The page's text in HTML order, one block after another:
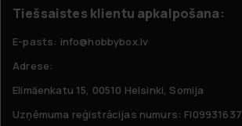
Tiešsaistes klientu apkalpošana:
E-pasts: info@hobbybox.lv
Adrese:
Elimäenkatu 15, 00510 Helsinki, Somija
Uzņēmuma reģistrācijas numurs: FI09931637